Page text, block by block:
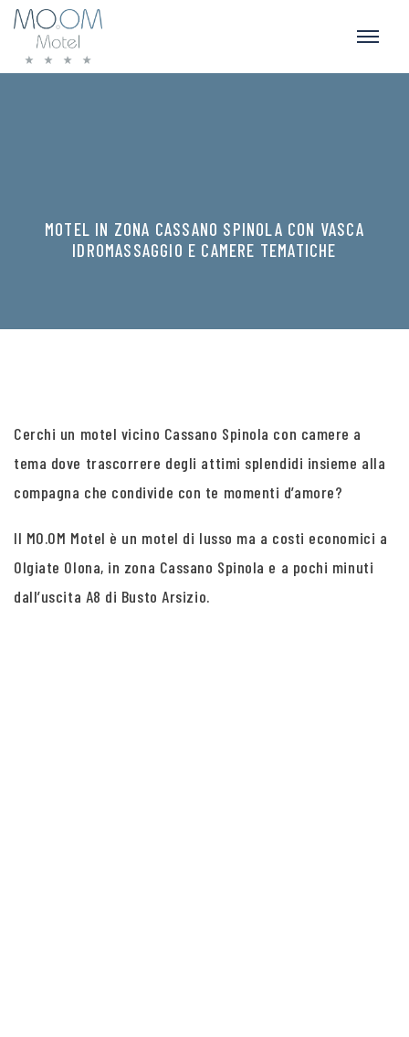
MOTEL IN ZONA CASSANO SPINOLA CON VASCA
IDROMASSAGGIO E CAMERE TEMATICHE
Cerchi un motel vicino Cassano Spinola con camere a
tema dove trascorrere degli attimi splendidi insieme alla
compagna che condivide con te momenti d’amore?
Il MO.OM Motel è un motel di lusso ma a costi economici a
Olgiate Olona, in zona Cassano Spinola e a pochi minuti
dall’uscita A8 di Busto Arsizio.